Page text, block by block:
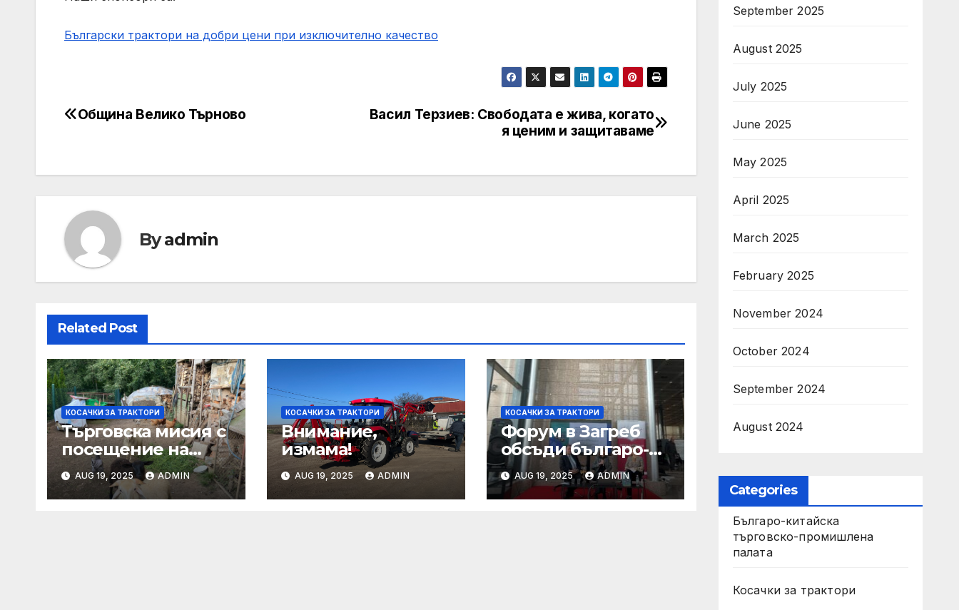
Български трактори на добри цени при изключително качество
Post
Васил Терзиев: Свободата е жива, когато
я ценим и защитаваме
Община Велико Търново
Byadmin
Related Post
КОСАЧКИ ЗА ТРАКТОРИ
Търговска мисия с
посещение на
Mеждународния
търговски панаир
CosmeticBusiness
AUG 19, 2025 ADMIN
КОСАЧКИ ЗА ТРАКТОРИ
Внимание,
измама!
AUG 19, 2025 ADMIN
КОСАЧКИ ЗА ТРАКТОРИ
Форум в Загреб
обсъди българо-
хърватското
сътрудничество
AUG 19, 2025 ADMIN
September 2025
August 2025
July 2025
June 2025
May 2025
April 2025
March 2025
February 2025
November 2024
October 2024
September 2024
August 2024
Categories
Българо-китайска
търговско-промишлена
палата
Косачки за трактори